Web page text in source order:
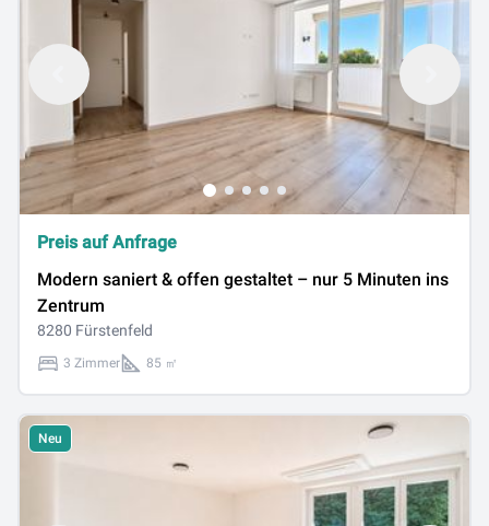
Preis auf Anfrage
Modern saniert & offen gestaltet – nur 5 Minuten ins
Zentrum
8280 Fürstenfeld
3 Zimmer 85 ㎡
Neu